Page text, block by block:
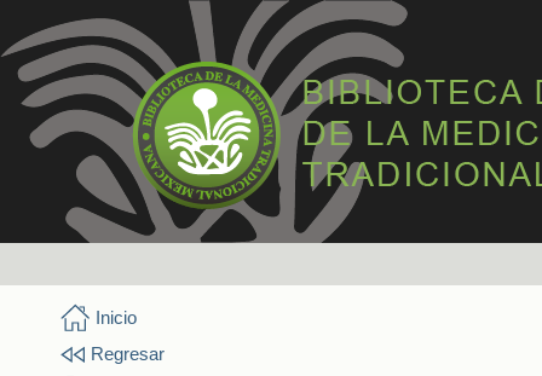
Inicio
Regresar